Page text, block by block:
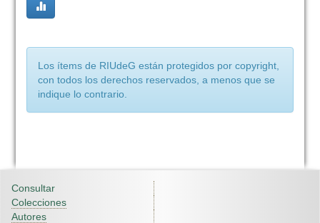
Los ítems de RIUdeG están protegidos por copyright,
con todos los derechos reservados, a menos que se
indique lo contrario.
Consultar
Colecciones
Autores